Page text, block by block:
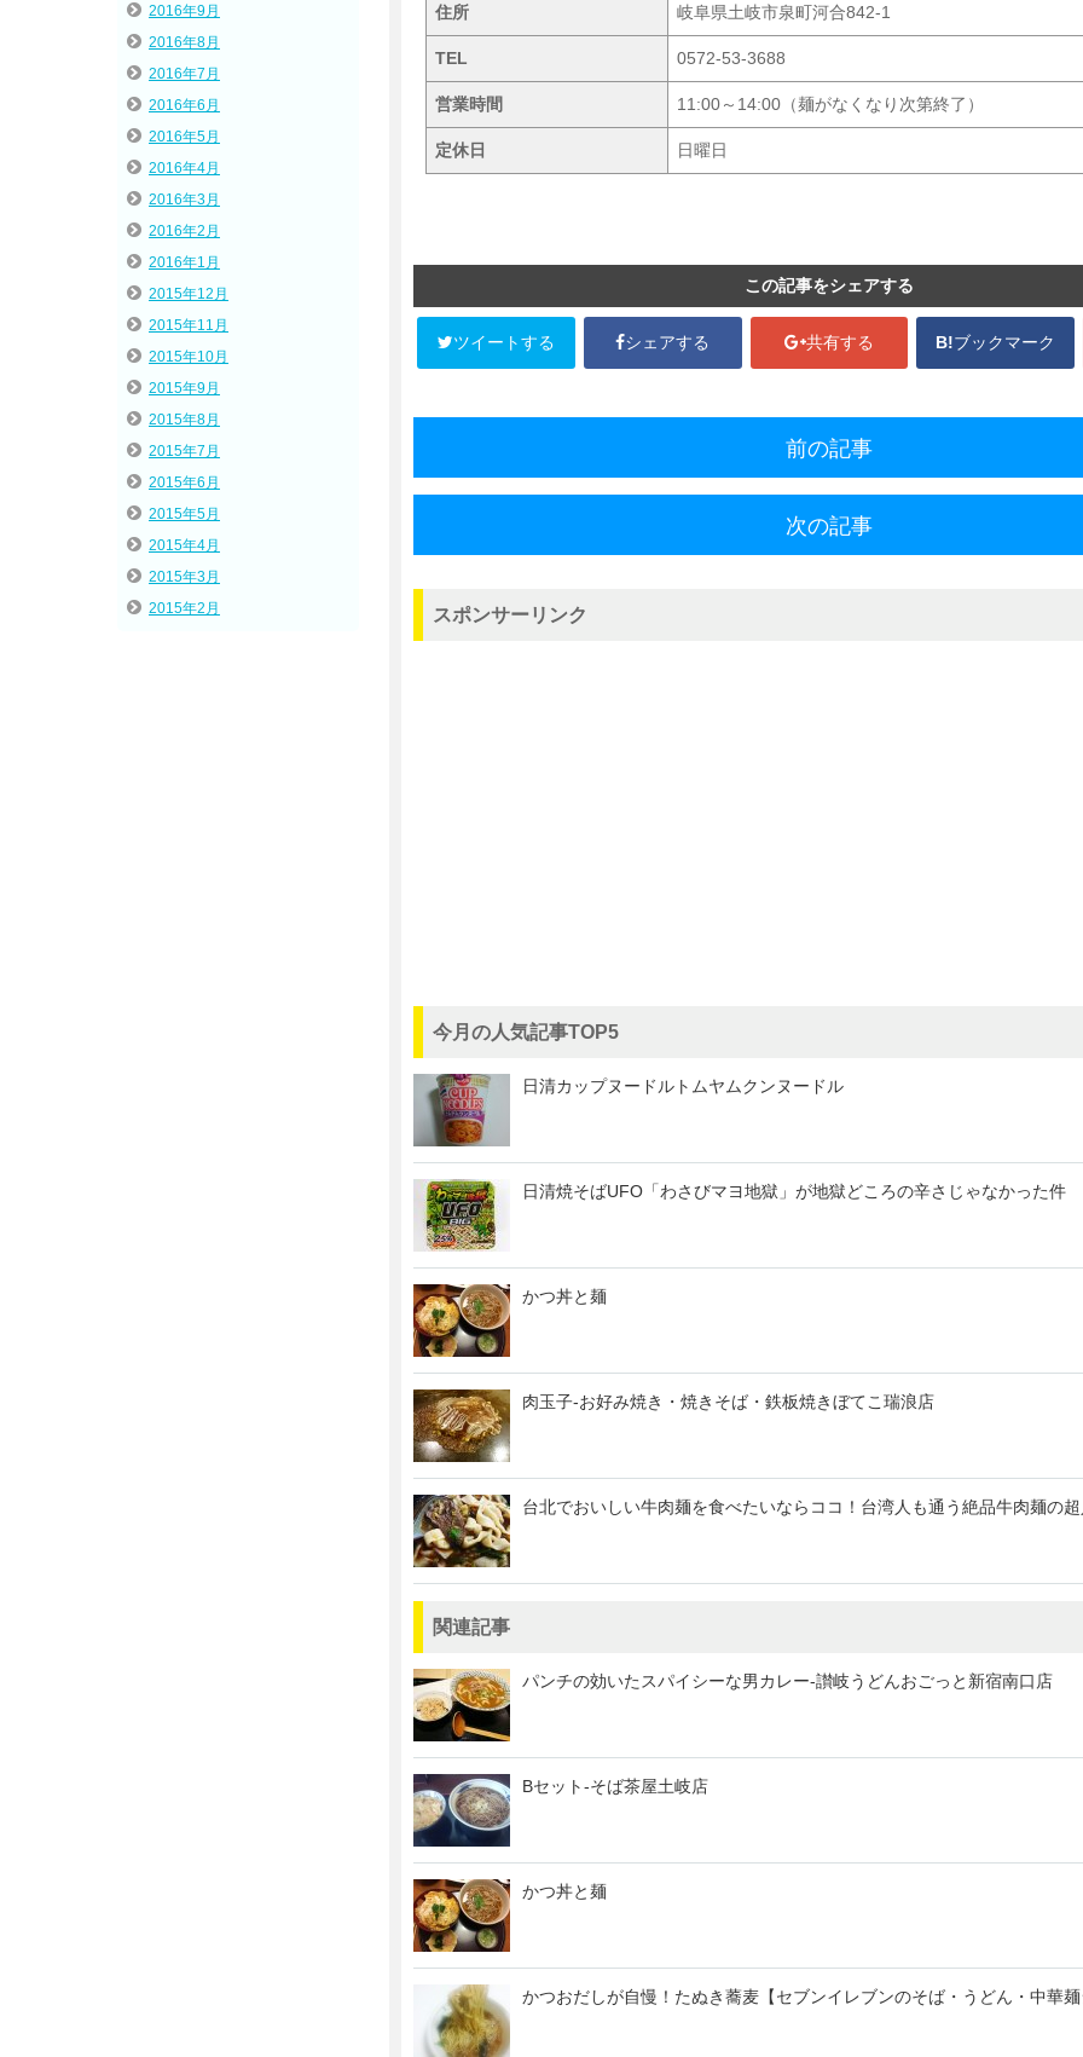
住所 岐阜県土岐市泉町河合842-1
TEL 0572-53-3688
営業時間 11:00～14:00（麺がなくなり次第終了）
定休日 日曜日
この記事をシェアする
ツイートする シェアする 共有する B!ブックマーク
前の記事
次の記事
スポンサーリンク
今月の人気記事TOP5
日清カップヌードルトムヤムクンヌードル
日清焼そばUFO「わさびマヨ地獄」が地獄どころの辛さじゃなかった件
かつ丼と麺
肉玉子-お好み焼き・焼きそば・鉄板焼きぼてこ瑞浪店
台北でおいしい牛肉麺を食べたいならココ！台湾人も通う絶品牛肉麺の
関連記事
パンチの効いたスパイシーな男カレー-讃岐うどんおごっと新宿南口店
Bセット-そば茶屋土岐店
かつ丼と麺
かつおだしが自慢！たぬき蕎麦【セブンイレブンのそば・うどん・中華麺
2016年9月
2016年8月
2016年7月
2016年6月
2016年5月
2016年4月
2016年3月
2016年2月
2016年1月
2015年12月
2015年11月
2015年10月
2015年9月
2015年8月
2015年7月
2015年6月
2015年5月
2015年4月
2015年3月
2015年2月